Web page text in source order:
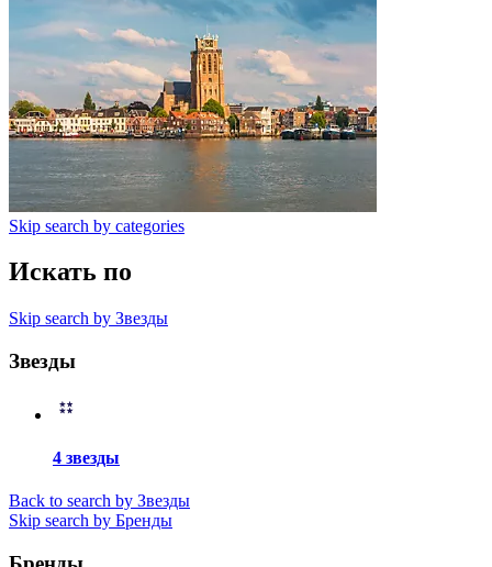
Skip search by categories
Искать по
Skip search by Звезды
Звезды
4 звезды
Back to search by Звезды
Skip search by Бренды